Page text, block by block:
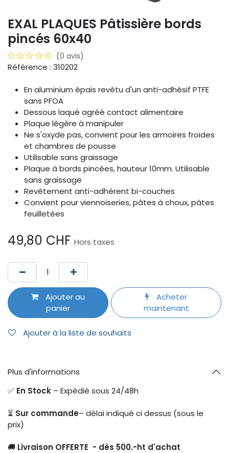
EXAL PLAQUES Pâtissière bords
pincés 60x40
(0 avis)
Référence : 310202
En aluminium épais revêtu d'un anti-adhésif PTFE
sans PFOA
Dessous laqué agréé contact alimentaire
Plaque légère à manipuler
Ne s'oxyde pas, convient pour les armoires froides
et chambres de pousse
Utilisable sans graissage
Plaque à bords pincées, hauteur 10mm. Utilisable
sans graissage
Revêtement anti-adhérent bi-couches
Convient pour viennoiseries, pâtes à choux, pâtes
feuilletées
49,80 CHF Hors taxes
Ajouter au
panier
Acheter
maintenant
Ajouter à la liste de souhaits
Plus d'informations
✅ En Stock – Expédié sous 24/48h
⏳ Sur commande– délai indiqué ci dessus (sous le
prix)
🚚 Livraison OFFERTE - dès 500.-ht d'achat